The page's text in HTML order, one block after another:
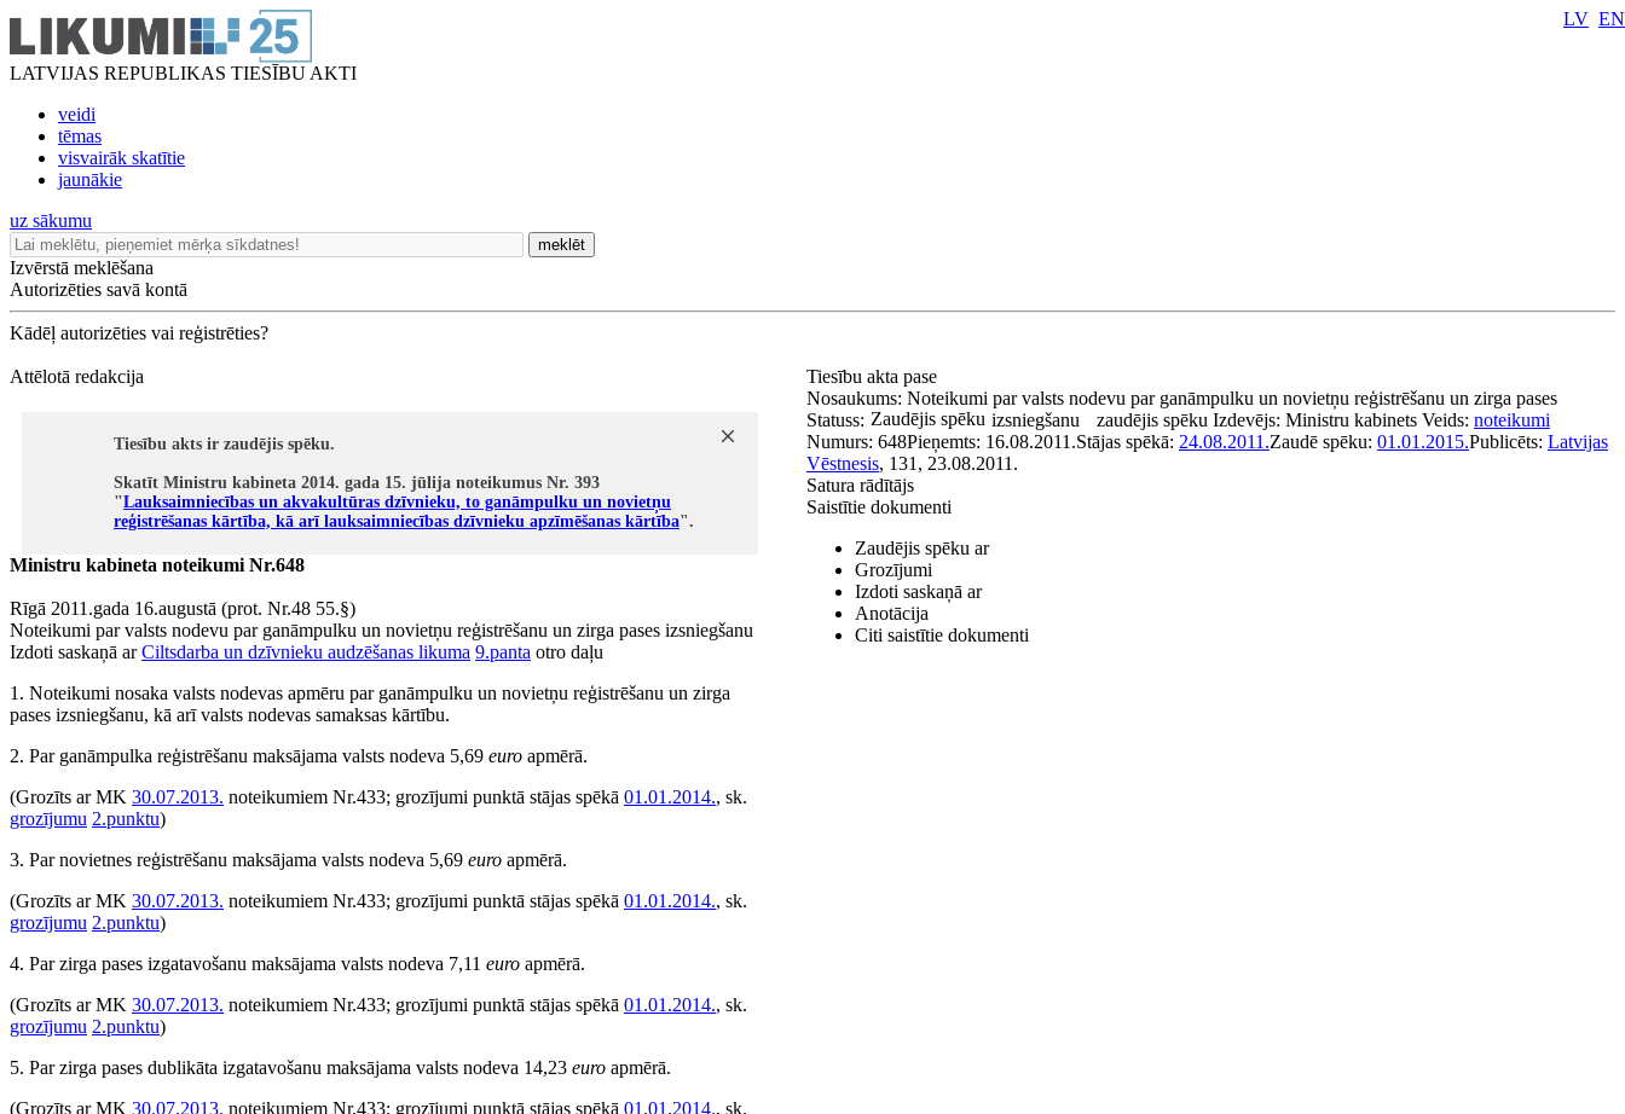
LATVIJAS REPUBLIKAS TIESĪBU AKTI
veidi
tēmas
visvairāk skatītie
jaunākie
LV EN
uz sākumu
meklēt
Izvērstā meklēšana
Autorizēties savā kontā
Kādēļ autorizēties vai reģistrēties?
Attēlotā redakcija
Tiesību akts ir zaudējis spēku.
Skatīt Ministru kabineta 2014. gada 15. jūlija noteikumus Nr. 393
"Lauksaimniecības un akvakultūras dzīvnieku, to ganāmpulku un novietņu
reģistrēšanas kārtība, kā arī lauksaimniecības dzīvnieku apzīmēšanas kārtība".
Ministru kabineta noteikumi Nr.648
Rīgā 2011.gada 16.augustā (prot. Nr.48 55.§)
Noteikumi par valsts nodevu par ganāmpulku un novietņu reģistrēšanu un zirga pases izsniegšanu
Izdoti saskaņā arCiltsdarba un dzīvnieku audzēšanas likuma 9.panta otro daļu
1. Noteikumi nosaka valsts nodevas apmēru par ganāmpulku un novietņu reģistrēšanu un zirga
pases izsniegšanu, kā arī valsts nodevas samaksas kārtību.
2. Par ganāmpulka reģistrēšanu maksājama valsts nodeva 5,69 euro apmērā.
(Grozīts ar MK 30.07.2013. noteikumiem Nr.433; grozījumi punktā stājas spēkā 01.01.2014., sk.
grozījumu 2.punktu)
3. Par novietnes reģistrēšanu maksājama valsts nodeva 5,69 euro apmērā.
(Grozīts ar MK 30.07.2013. noteikumiem Nr.433; grozījumi punktā stājas spēkā 01.01.2014., sk.
grozījumu 2.punktu)
4. Par zirga pases izgatavošanu maksājama valsts nodeva 7,11 euro apmērā.
(Grozīts ar MK 30.07.2013. noteikumiem Nr.433; grozījumi punktā stājas spēkā 01.01.2014., sk.
grozījumu 2.punktu)
5. Par zirga pases dublikāta izgatavošanu maksājama valsts nodeva 14,23 euro apmērā.
(Grozīts ar MK 30.07.2013. noteikumiem Nr.433; grozījumi punktā stājas spēkā 01.01.2014., sk.
Tiesību akta pase
Nosaukums: Noteikumi par valsts nodevu par ganāmpulku un novietņu reģistrēšanu un zirga pases
izsniegšanu
Statuss: Zaudējis spēku zaudējis spēku Izdevējs: Ministru kabinets Veids: noteikumi
Numurs: 648Pieņemts: 16.08.2011.Stājas spēkā: 24.08.2011.Zaudē spēku: 01.01.2015.Publicēts: Latvijas
Vēstnesis, 131, 23.08.2011.
Satura rādītājs
Saistītie dokumenti
Zaudējis spēku ar
Grozījumi
Izdoti saskaņā ar
Anotācija
Citi saistītie dokumenti